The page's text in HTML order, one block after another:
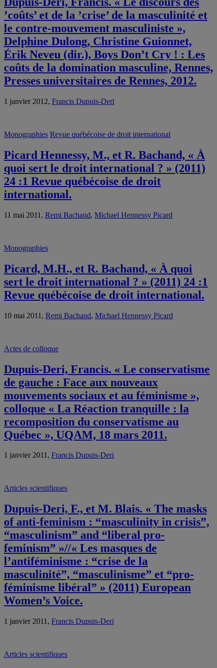
’coûts’ et de la ’crise’ de la masculinité et
le contre-mouvement masculiniste »,
Delphine Dulong, Christine Guionnet,
Érik Neveu (dir.), Boys Don’t Cry ! : Les
coûts de la domination masculine, Rennes,
Presses universitaires de Rennes, 2012.
1 janvier 2012, Francis Dupuis-Deri
Monographies Revue québécoise de droit international
Picard Hennessy, M., et R. Bachand, « À
quoi sert le droit international ? » (2011)
24 :1 Revue québécoise de droit
international.
11 mai 2011, Remi Bachand, Michael Hennessy Picard
Monographies
Picard, M.H., et R. Bachand, « À quoi
sert le droit international ? » (2011) 24 :1
Revue québécoise de droit international.
10 mai 2011, Remi Bachand, Michael Hennessy Picard
Actes de colloque
Dupuis-Deri, Francis. « Le conservatisme
de gauche : Face aux nouveaux
mouvements sociaux et au féminisme »,
colloque « La Réaction tranquille : la
recomposition du conservatisme au
Québec », UQAM, 18 mars 2011.
1 janvier 2011, Francis Dupuis-Deri
Articles scientifiques
Dupuis-Deri, F., et M. Blais. « The masks
of anti-feminism : “masculinity in crisis”,
“masculinism” and “liberal pro-
feminism” »//« Les masques de
l’antiféminisme : “crise de la
masculinité”, “masculinisme” et “pro-
féminisme libéral” » (2011) European
Women’s Voice.
1 janvier 2011, Francis Dupuis-Deri
Articles scientifiques